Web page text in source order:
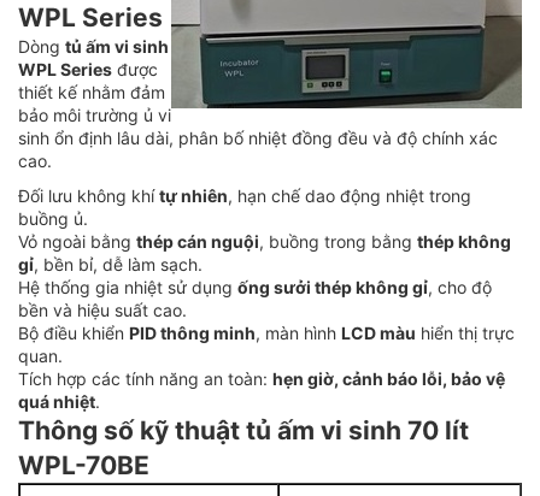
WPL Series
Dòng tủ ấm vi sinh
WPL Series được
thiết kế nhằm đảm
bảo môi trường ủ vi
sinh ổn định lâu dài, phân bố nhiệt đồng đều và độ chính xác
cao.
Đối lưu không khítự nhiên, hạn chế dao động nhiệt trong
buồng ủ.
Vỏ ngoài bằng thép cán nguội, buồng trong bằng thép không
gỉ, bền bỉ, dễ làm sạch.
Hệ thống gia nhiệt sử dụng ống sưởi thép không gỉ, cho độ
bền và hiệu suất cao.
Bộ điều khiển PID thông minh, màn hình LCD màu hiển thị trực
quan.
Tích hợp các tính năng an toàn: hẹn giờ, cảnh báo lỗi, bảo vệ
quá nhiệt.
Thông số kỹ thuật tủ ấm vi sinh 70 lít
WPL-70BE